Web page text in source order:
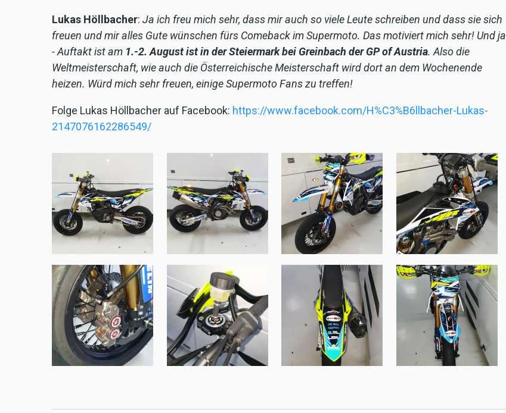
Lukas Höllbacher: Ja ich freu mich sehr, dass mir auch so viele Leute schreiben und dass sie sich
freuen und mir alles Gute wünschen fürs Comeback im Supermoto. Das motiviert mich sehr! Und ja
- Auftakt ist am 1.-2. August ist in der Steiermark bei Greinbach der GP of Austria. Also die
Weltmeisterschaft, wie auch die Österreichische Meisterschaft wird dort an dem Wochenende
heizen. Würd mich sehr freuen, einige Supermoto Fans zu treffen!
Folge Lukas Höllbacher auf Facebook: https://www.facebook.com/H%C3%B6llbacher-Lukas-
2147076162286549/